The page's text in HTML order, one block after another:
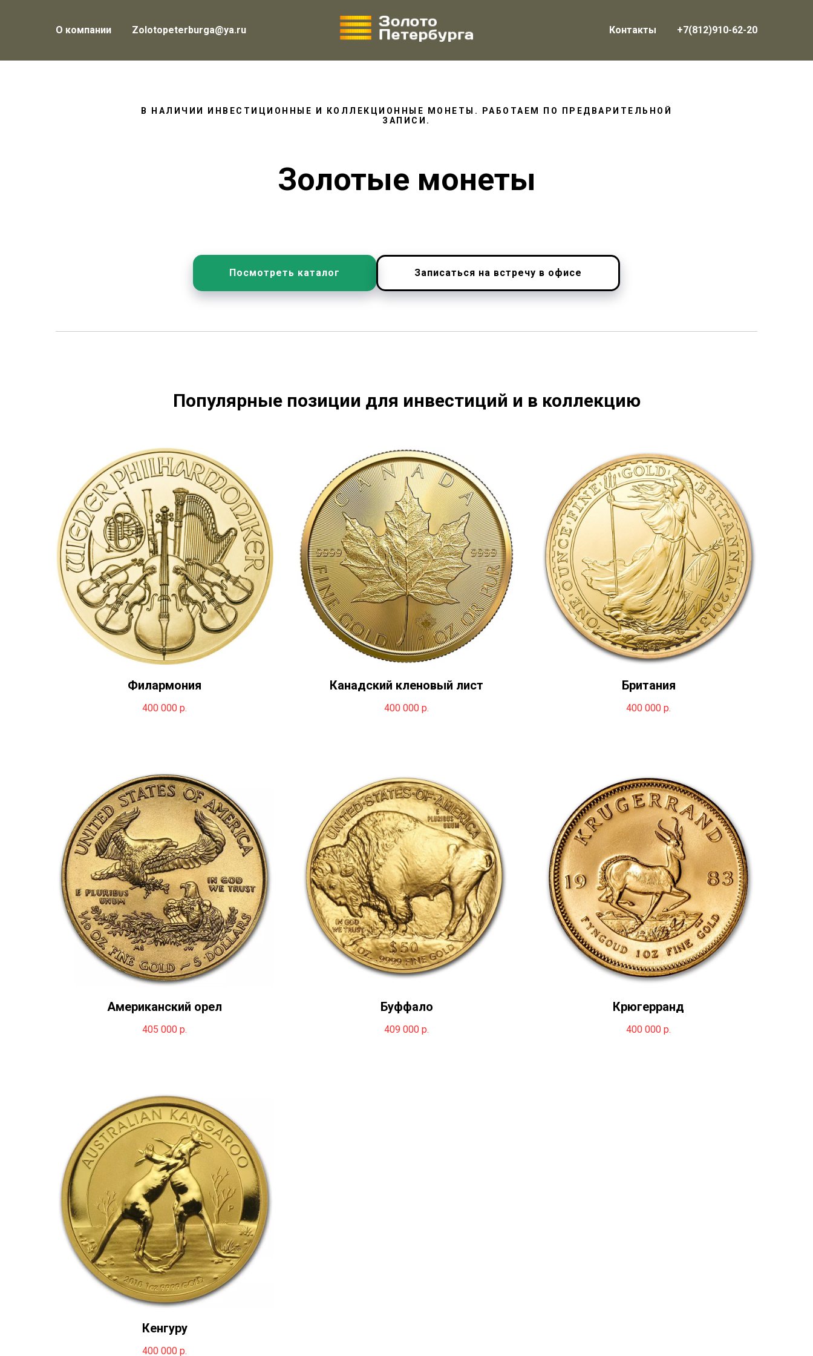
О компании Zolotopeterburga@ya.ru Контакты +7(812)910-62-20
В НАЛИЧИИ ИНВЕСТИЦИОННЫЕ И КОЛЛЕКЦИОННЫЕ МОНЕТЫ. РАБОТАЕМ ПО ПРЕДВАРИТЕЛЬНОЙ
ЗАПИСИ.
Золотые монеты
Посмотреть каталог Записаться на встречу в офисе
Популярные позиции для инвестиций и в коллекцию
Филармония
400 000 р.
Канадский кленовый лист
400 000 р.
Британия
400 000 р.
Американский орел
405 000 р.
Буффало
409 000 р.
Крюгерранд
400 000 р.
Кенгуру
400 000 р.